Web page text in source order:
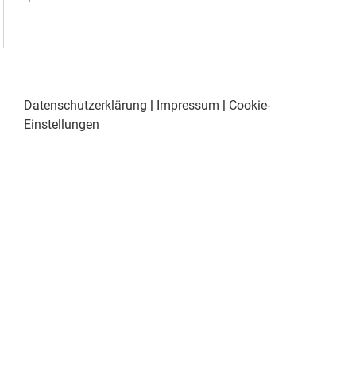
Datenschutzerklärung Impressum
Cookie-
Einstellungen